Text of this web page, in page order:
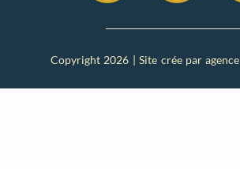
Copyright 2026 | Site crée par agence